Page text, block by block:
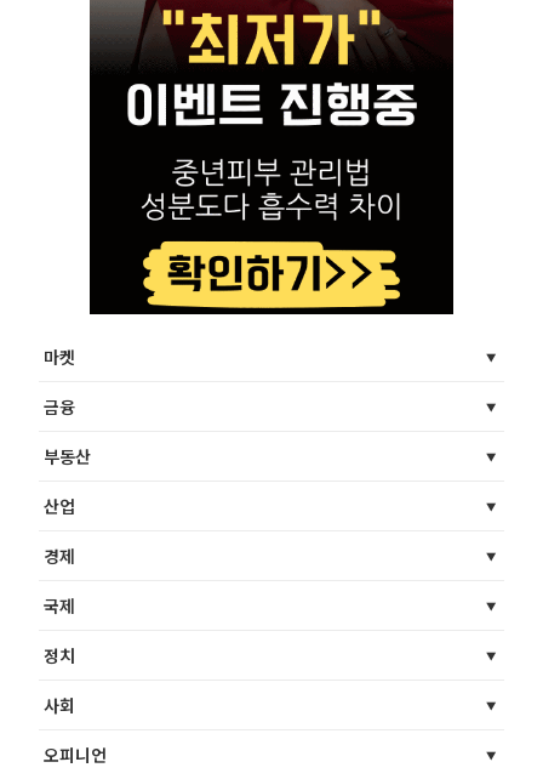
마켓
금융
부동산
산업
경제
국제
정치
사회
오피니언